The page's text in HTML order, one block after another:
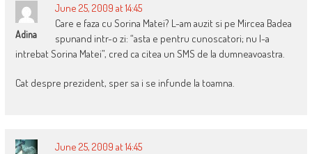
Adina
June 25, 2009 at 14:45
Care e faza cu Sorina Matei? L-am auzit si pe Mircea Badea
spunand intr-o zi: “asta e pentru cunoscatori; nu l-a
intrebat Sorina Matei”, cred ca citea un SMS de la dumneavoastra.
Cat despre prezident, sper sa i se infunde la toamna.
June 25, 2009 at 14:45